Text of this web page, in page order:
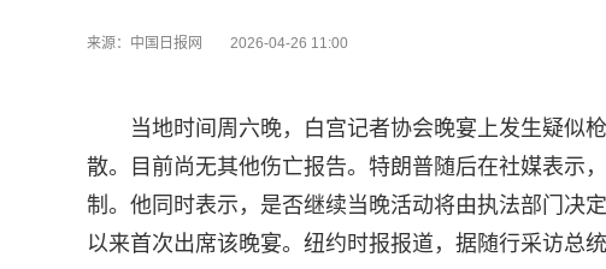
来源：中国日报网 2026-04-26 11:00
当地时间周六晚，白宫记者协会晚宴上发生疑似
散。目前尚无其他伤亡报告。特朗普随后在社媒表示
制。他同时表示，是否继续当晚活动将由执法部门决
以来首次出席该晚宴。纽约时报报道，据随行采访总